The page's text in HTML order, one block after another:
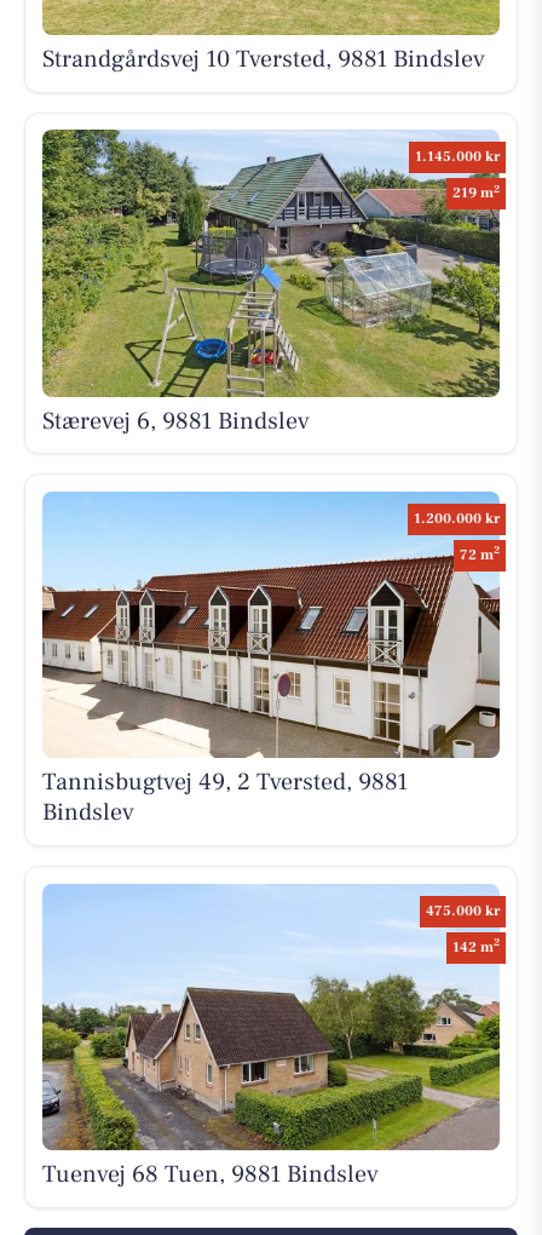
Strandgårdsvej 10 Tversted, 9881 Bindslev
1.145.000 kr
219 m2
Stærevej 6, 9881 Bindslev
1.200.000 kr
72 m2
Tannisbugtvej 49, 2 Tversted, 9881
Bindslev
475.000 kr
142 m2
Tuenvej 68 Tuen, 9881 Bindslev